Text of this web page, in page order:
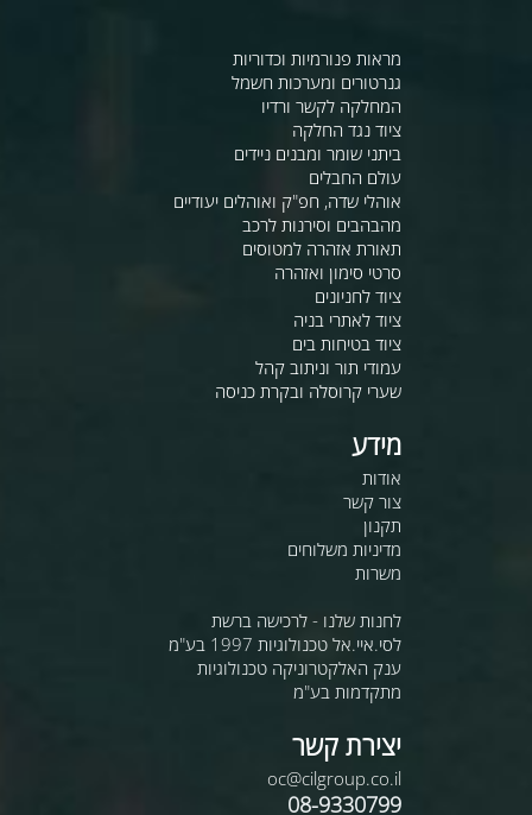
מראות פנורמיות וכדוריות
גנרטורים ומערכות חשמל
המחלקה לקשר ורדיו
ציוד נגד החלקה
ביתני שומר ומבנים ניידים
עולם החבלים
אוהלי שדה, חפ"ק ואוהלים יעודיים
מהבהבים וסירנות לרכב
תאורת אזהרה למטוסים
סרטי סימון ואזהרה
ציוד לחניונים
ציוד לאתרי בניה
ציוד בטיחות בים
עמודי תור וניתוב קהל
שערי קרוסלה ובקרת כניסה
מידע
אודות
צור קשר
תקנון
מדיניות משלוחים
משרות
לחנות שלנו - לרכישה ברשת
לסי.איי.אל טכנולוגיות 1997 בע"מ
ענק האלקטרוניקה טכנולוגיות
מתקדמות בע"מ
יצירת קשר
oc@cilgroup.co.il
08-9330799